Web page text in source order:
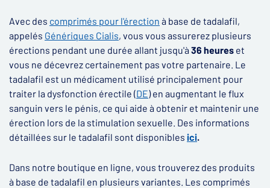
Avec des comprimés pour l'érection à base de tadalafil,
appelés Génériques Cialis, vous vous assurerez plusieurs
érections pendant une durée allant jusqu'à 36 heures et
vous ne décevrez certainement pas votre partenaire. Le
tadalafil est un médicament utilisé principalement pour
traiter la dysfonction érectile (DE) en augmentant le flux
sanguin vers le pénis, ce qui aide à obtenir et maintenir une
érection lors de la stimulation sexuelle. Des informations
détaillées sur le tadalafil sont disponibles ici.
Dans notre boutique en ligne, vous trouverez des produits
à base de tadalafil en plusieurs variantes. Les comprimés